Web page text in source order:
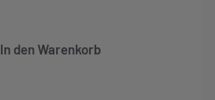
In den Warenkorb